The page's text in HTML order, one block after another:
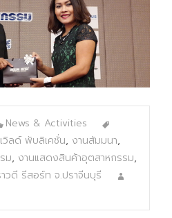
News & Activities
วิลด์ พับลิเคชั่น, งานสัมมนา,
ม, งานแสดงสินค้าอุตสาหกรรม,
วดี รีสอร์ท จ.ปราจีนบุรี